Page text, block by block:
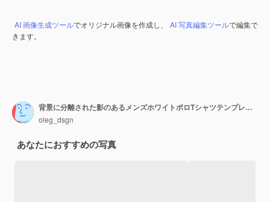
AI 画像生成ツールでオリジナル画像を作成し、 AI 写真編集ツールで編集で
きます。
背景に分離された影のあるメンズホワイトポロTシャツテンプレート正面と背面図オンラインストアで広告するためのファッショナブルな服プレゼンテーションデザインパターンのモックアップブランクウェア
oleg_dsgn
あなたにおすすめの写真